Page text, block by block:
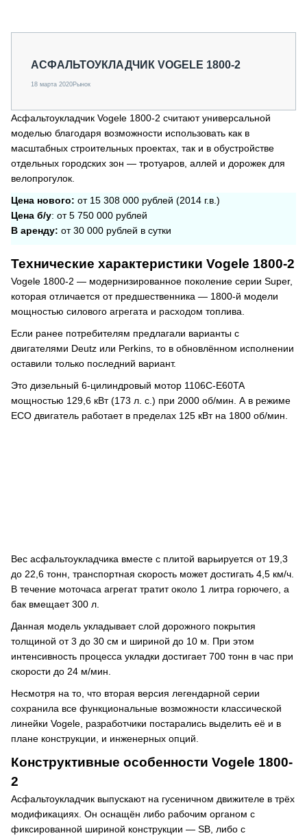
АСФАЛЬТОУКЛАДЧИК VOGELE 1800-2
18 марта 2020Рынок
Асфальтоукладчик Vogele 1800-2 считают универсальной
моделью благодаря возможности использовать как в
масштабных строительных проектах, так и в обустройстве
отдельных городских зон — тротуаров, аллей и дорожек для
велопрогулок.
Цена нового: от 15 308 000 рублей (2014 г.в.)
Цена б/у: от 5 750 000 рублей
В аренду: от 30 000 рублей в сутки
Технические характеристики Vogele 1800-2
Vogele 1800-2 — модернизированное поколение серии Super,
которая отличается от предшественника — 1800-й модели
мощностью силового агрегата и расходом топлива.
Если ранее потребителям предлагали варианты с
двигателями Deutz или Perkins, то в обновлённом исполнении
оставили только последний вариант.
Это дизельный 6-цилиндровый мотор 1106C-E60TA
мощностью 129,6 кВт (173 л. с.) при 2000 об/мин. А в режиме
ECO двигатель работает в пределах 125 кВт на 1800 об/мин.
Вес асфальтоукладчика вместе с плитой варьируется от 19,3
до 22,6 тонн, транспортная скорость может достигать 4,5 км/ч.
В течение моточаса агрегат тратит около 1 литра горючего, а
бак вмещает 300 л.
Данная модель укладывает слой дорожного покрытия
толщиной от 3 до 30 см и шириной до 10 м. При этом
интенсивность процесса укладки достигает 700 тонн в час при
скорости до 24 м/мин.
Несмотря на то, что вторая версия легендарной серии
сохранила все функциональные возможности классической
линейки Vogele, разработчики постарались выделить её и в
плане конструкции, и инженерных опций.
Конструктивные особенности Vogele 1800-
2
Асфальтоукладчик выпускают на гусеничном движителе в трёх
модификациях. Он оснащён либо рабочим органом с
фиксированной шириной конструкции — SB, либо с